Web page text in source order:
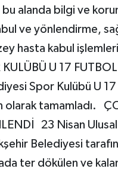
alanda bilgi ve
ve yönlendirme,
hasta kabul
KULÜBÜ U 17
Spor Kulübü U
olarak tamamladı.
23 Nisan
Belediyesi
ter dökülen ve